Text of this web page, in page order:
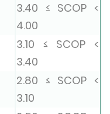
3.40 ≤ SCOP <
4.00
3.10 ≤ SCOP <
3.40
2.80 ≤ SCOP <
3.10